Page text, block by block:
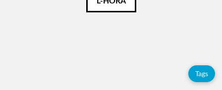
Tags